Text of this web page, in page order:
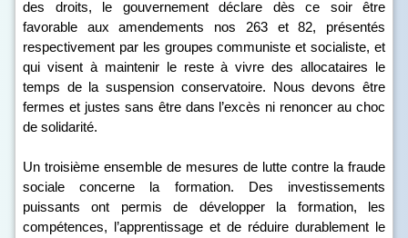
des droits, le gouvernement déclare dès ce soir être
favorable aux amendements nos 263 et 82, présentés
respectivement par les groupes communiste et socialiste, et
qui visent à maintenir le reste à vivre des allocataires le
temps de la suspension conservatoire. Nous devons être
fermes et justes sans être dans l’excès ni renoncer au choc
de solidarité.
Un troisième ensemble de mesures de lutte contre la fraude
sociale concerne la formation. Des investissements
puissants ont permis de développer la formation, les
compétences, l’apprentissage et de réduire durablement le